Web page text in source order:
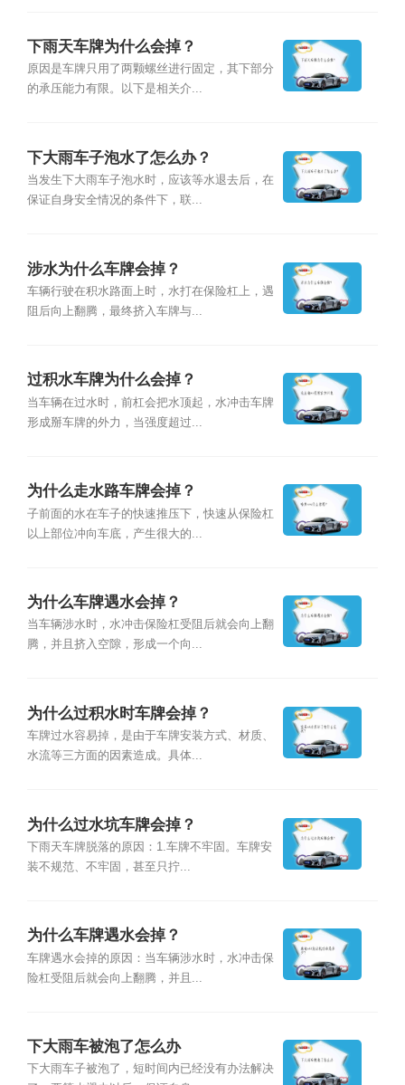
下雨天车牌为什么会掉？
原因是车牌只用了两颗螺丝进行固定，其下部分
的承压能力有限。以下是相关介...
下大雨车子泡水了怎么办？
当发生下大雨车子泡水时，应该等水退去后，在
保证自身安全情况的条件下，联...
涉水为什么车牌会掉？
车辆行驶在积水路面上时，水打在保险杠上，遇
阻后向上翻腾，最终挤入车牌与...
过积水车牌为什么会掉？
当车辆在过水时，前杠会把水顶起，水冲击车牌
形成掰车牌的外力，当强度超过...
为什么走水路车牌会掉？
子前面的水在车子的快速推压下，快速从保险杠
以上部位冲向车底，产生很大的...
为什么车牌遇水会掉？
当车辆涉水时，水冲击保险杠受阻后就会向上翻
腾，并且挤入空隙，形成一个向...
为什么过积水时车牌会掉？
车牌过水容易掉，是由于车牌安装方式、材质、
水流等三方面的因素造成。具体...
为什么过水坑车牌会掉？
下雨天车牌脱落的原因：1.车牌不牢固。车牌安
装不规范、不牢固，甚至只拧...
为什么车牌遇水会掉？
车牌遇水会掉的原因：当车辆涉水时，水冲击保
险杠受阻后就会向上翻腾，并且...
下大雨车被泡了怎么办
下大雨车子被泡了，短时间内已经没有办法解决